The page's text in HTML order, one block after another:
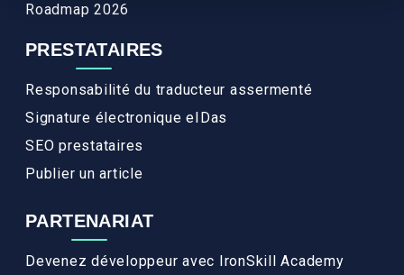
Roadmap 2026
PRESTATAIRES
Responsabilité du traducteur assermenté
Signature électronique eIDas
SEO prestataires
Publier un article
PARTENARIAT
Devenez développeur avec IronSkill Academy